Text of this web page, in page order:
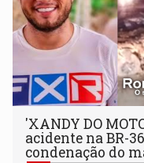
'XANDY DO
acidente na BR-
condenação do